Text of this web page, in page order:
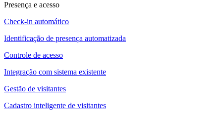
Presença e acesso
Check-in automático
Identificação de presença automatizada
Controle de acesso
Integração com sistema existente
Gestão de visitantes
Cadastro inteligente de visitantes